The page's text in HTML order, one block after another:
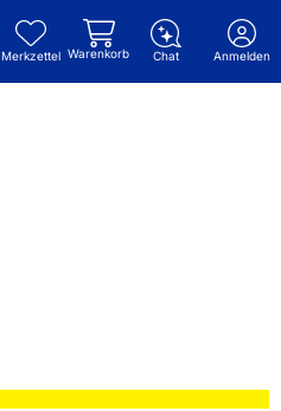
Merkzettel Warenkorb Chat Anmelden